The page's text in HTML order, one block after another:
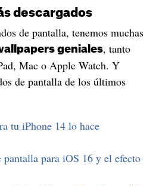
descargados
de pantalla, tenemos muchas
geniales, tanto
Mac o Apple Watch. Y
de pantalla de los últimos
tu iPhone 14 lo hace
para iOS 16 y el efecto